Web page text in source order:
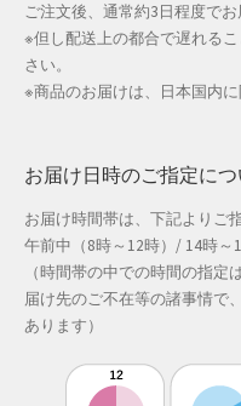
配送先住所
敬老の日特集
春の新生活応援
春服ファッション特集
母の日特集
ご注文後、通常約3日程度でお
※但し配送上の都合で遅れる
さい。
※商品のお届けは、日本国内に
お届け日時のご指定につ
お届け時間帯は、下記よりご
午前中（8時～12時）/ 14時
（時間帯の中での時間の指
届け先のご不在等の諸事情で
あります）